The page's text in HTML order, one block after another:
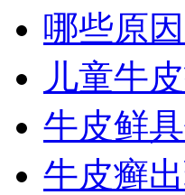
哪些原
儿童牛
牛皮鲜
牛皮癣